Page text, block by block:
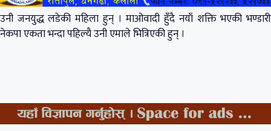
उनी जनयुद्ध लडेकी महिला हुन् । माओवादी हुँदै नयाँ शक्ति भएकी भण्डारी
नेकपा एकता भन्दा पहिल्यै उनी एमाले भित्रिएकी हुन् ।